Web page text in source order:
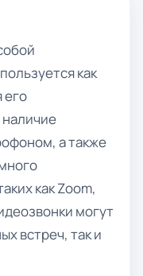
как
его
а также
как Zoom,
могут
встреч, так и